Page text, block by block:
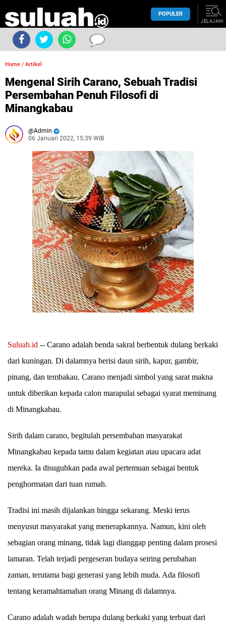
POPULER
JELAJAHI
Home / Artikel
Mengenal Sirih Carano, Sebuah Tradisi
Persembahan Penuh Filosofi di
Minangkabau
Admin
06 Januari 2022, 15:39 WIB
Suluah.id -- Carano adalah benda sakral berbentuk dulang berkaki
dari kuningan. Di dalamnya berisi daun sirih, kapur, gambir,
pinang, dan tembakau. Carano menjadi simbol yang sarat makna
untuk diberikan kepada calon marapulai sebagai syarat meminang
di Minangkabau.
Sirih dalam carano, begitulah persembahan masyarakat
Minangkabau kepada tamu dalam kegiatan atau upacara adat
mereka. Ia disuguhkan pada awal pertemuan sebagai bentuk
penghormatan dari tuan rumah.
Tradisi ini masih dijalankan hingga sekarang. Meski terus
menyusut masyarakat yang menerapkannya. Namun, kini oleh
sebagian orang minang, tidak lagi dianggap penting dalam prosesi
lamaran. Telah terjadi pergeseran budaya seiring perubahan
zaman, terutama bagi generasi yang lebih muda. Ada filosofi
tentang keramahtamahan orang Minang di dalamnya.
Carano adalah wadah berupa dulang berkaki yang terbuat dari